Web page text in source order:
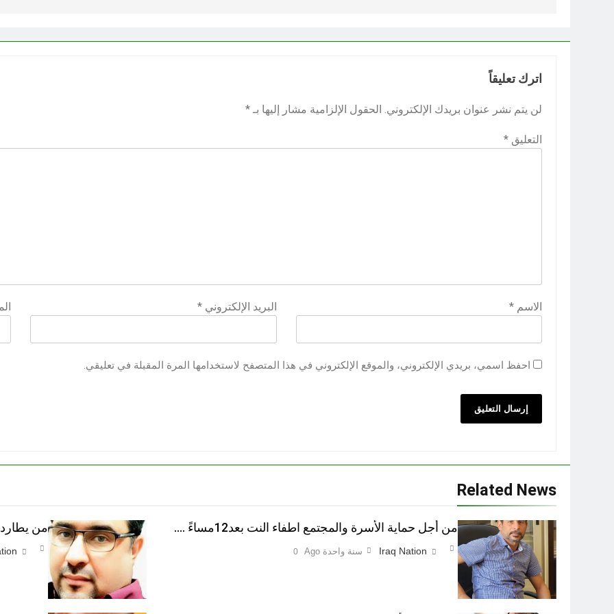
اترك تعليقاً
لن يتم نشر عنوان بريدك الإلكتروني. الحقول الإلزامية مشار إليها بـ *
التعليق *
الاسم * البريد الإلكتروني*
احفظ اسمي، بريدي الإلكتروني، والموقع الإلكتروني في هذا المتصفح لاستخدامها المرة المقبلة في تعليقي.
Related News
من أجل حماية الأسرة والمجتمع اطفاء النت بعد12مساءً ….
Iraq Nation سنة واحدة Ago 0
من يطارد